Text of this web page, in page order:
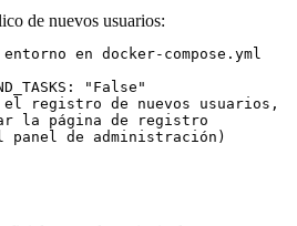
de nuevos usuarios:
en docker-compose.yml
"False"
registro de nuevos usuarios,
la página de registro